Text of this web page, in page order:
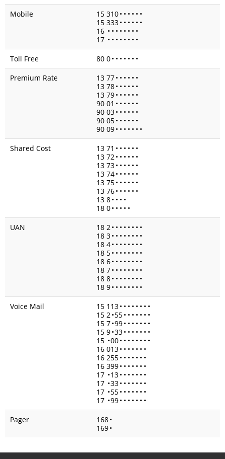
Mobile
15 310• • • • • •
15 333• • • • • •
16 • • • • • • • •
17 • • • • • • • •
Toll Free
80 0• • • • • • •
Premium Rate
13 77• • • • • •
13 78• • • • • •
13 79• • • • • •
90 01 • • • • • •
90 03• • • • • •
90 05• • • • • •
90 09• • • • • • •
Shared Cost
13 71 • • • • • •
13 72• • • • • •
13 73• • • • • •
13 74• • • • • •
13 75• • • • • •
13 76• • • • • •
13 8• • • •
18 0• • • • •
UAN
18 2• • • • • • • •
18 3• • • • • • • •
18 4• • • • • • • •
18 5• • • • • • • •
18 6• • • • • • • •
18 7• • • • • • • •
18 8• • • • • • • •
18 9• • • • • • • •
Voice Mail
15 113• • • • • • • •
15 2•55• • • • • • •
15 7•99• • • • • • •
15 9•33• • • • • • •
15 •00• • • • • • • •
16 013• • • • • • •
16 255• • • • • • •
16 399• • • • • • •
17 •13• • • • • • •
17 •33• • • • • • •
17 •55• • • • • • •
17 •99• • • • • • •
Pager
168•
169•